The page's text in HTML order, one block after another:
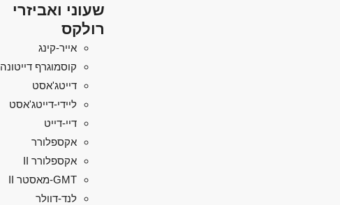
שעוני ואביזרי
רולקס
אייר-קינג
קוסמוגרף דייטונה
דייטג'אסט
ליידי-דייטג'אסט
דיי-דייט
אקספלורר
אקספלורר II
GMT-מאסטר II
לנד-דוולר